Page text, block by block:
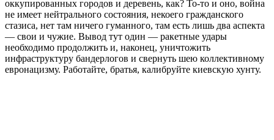
оккупированных городов и деревень, как? То-то и оно, война
не имеет нейтрального состояния, некоего гражданского
стазиса, нет там ничего гуманного, там есть лишь два аспекта
— свои и чужие. Вывод тут один — ракетные удары
необходимо продолжить и, наконец, уничтожить
инфраструктуру бандерлогов и свернуть шею коллективному
евронацизму. Работайте, братья, калибруйте киевскую хунту.